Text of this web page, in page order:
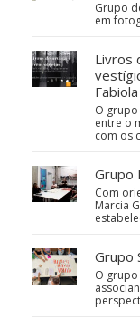
Grupo
em
Livros
O
entre o
com os
Grupo
Com
Marcia
Grupo
O